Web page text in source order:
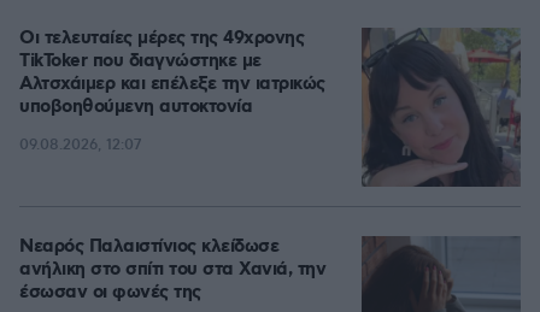
Οι τελευταίες μέρες της 49χρονης
TikToker που διαγνώστηκε με
Αλτσχάιμερ και επέλεξε την ιατρικώς
υποβοηθούμενη αυτοκτονία
09.08.2026, 12:07
Νεαρός Παλαιστίνιος κλείδωσε
ανήλικη στο σπίτι του στα Χανιά, την
έσωσαν οι φωνές της